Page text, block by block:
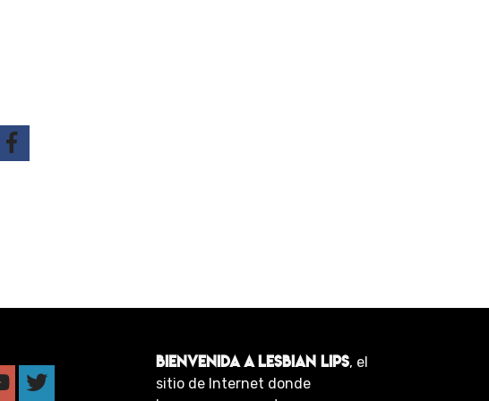
BIENVENIDA A LESBIAN LIPS, el
sitio de Internet donde